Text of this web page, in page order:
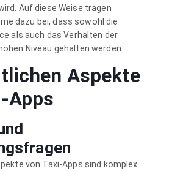
Auf diese Weise tragen
dazu bei, dass sowohl die
als auch das Verhalten der
Niveau gehalten werden.
Aspekte
Apps
von Taxi-Apps sind komplex